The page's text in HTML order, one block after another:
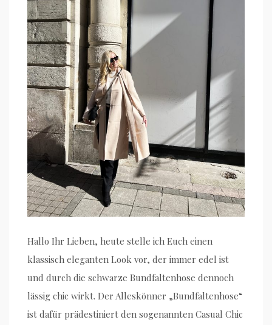
Hallo Ihr Lieben, heute stelle ich Euch einen
klassisch eleganten Look vor, der immer edel ist
und durch die schwarze Bundfaltenhose dennoch
lässig chic wirkt. Der Alleskönner „Bundfaltenhose“
ist dafür prädestiniert den sogenannten Casual Chic